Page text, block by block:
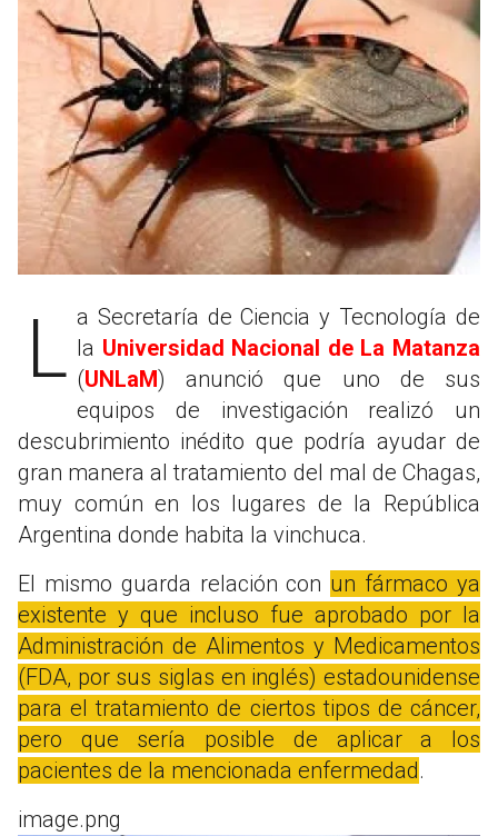
La Secretaría de Ciencia y Tecnología de la Universidad Nacional de La Matanza
(UNLaM) anunció que uno de sus
equipos de investigación realizó un
descubrimiento inédito que podría ayudar de
gran manera al tratamiento del mal de Chagas,
muy común en los lugares de la República
Argentina donde habita la vinchuca.
El mismo guarda relación con un fármaco ya
existente y que incluso fue aprobado por la
Administración de Alimentos y Medicamentos
(FDA, por sus siglas en inglés) estadounidense
para el tratamiento de ciertos tipos de cáncer,
pero que sería posible de aplicar a los
pacientes de la mencionada enfermedad.
image.png